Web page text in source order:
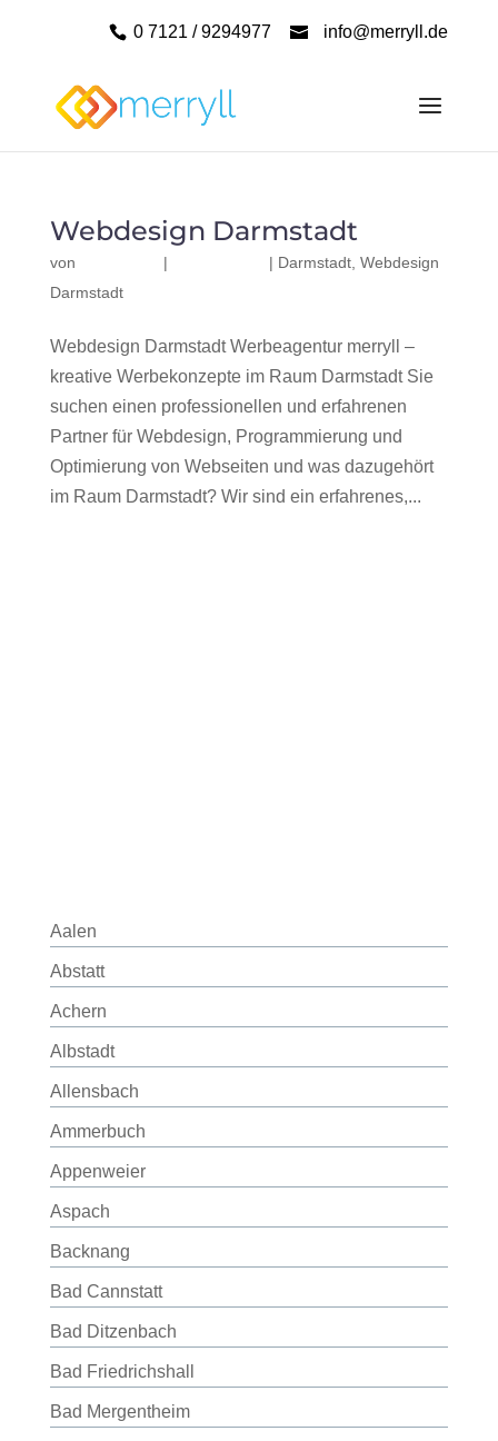
0 7121 / 9294977 info@merryll.de
Webdesign Darmstadt
von | | Darmstadt, Webdesign
Darmstadt
Webdesign Darmstadt Werbeagentur merryll –
kreative Werbekonzepte im Raum Darmstadt Sie
suchen einen professionellen und erfahrenen
Partner für Webdesign, Programmierung und
Optimierung von Webseiten und was dazugehört
im Raum Darmstadt? Wir sind ein erfahrenes,...
Aalen
Abstatt
Achern
Albstadt
Allensbach
Ammerbuch
Appenweier
Aspach
Backnang
Bad Cannstatt
Bad Ditzenbach
Bad Friedrichshall
Bad Mergentheim